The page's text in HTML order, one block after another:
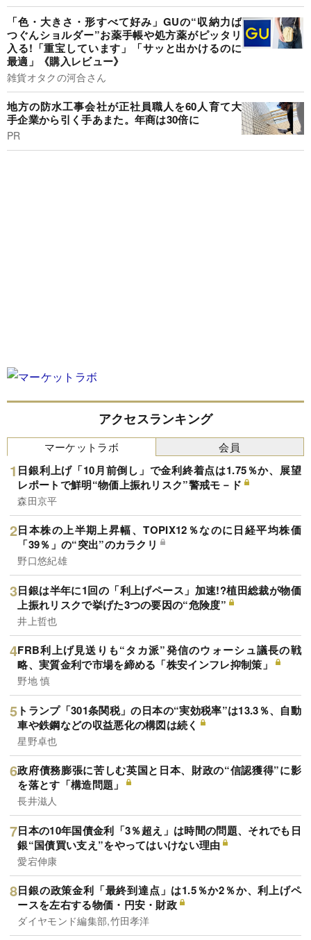
「色・大きさ・形すべて好み」GUの“収納力ば
つぐんショルダー”お薬手帳や処方薬がピッタリ
入る!「重宝しています」「サッと出かけるのに
最適」《購入レビュー》
雑貨オタクの河合さん
地方の防水工事会社が正社員職人を60人育て大
手企業から引く手あまた。年商は30倍に
PR
アクセスランキング
マーケットラボ
日銀利上げ「10月前倒し」で金利終着点は1.75％か、展望
レポートで鮮明“物価上振れリスク”警戒モ－ド
森田京平
日本株の上半期上昇幅、TOPIX12％なのに日経平均株価
「39％」の“突出”のカラクリ
野口悠紀雄
日銀は半年に1回の「利上げペース」加速!?植田総裁が物価
上振れリスクで挙げた3つの要因の“危険度”
井上哲也
FRB利上げ見送りも“タカ派”発信のウォーシュ議長の戦
略、実質金利で市場を締める「株安インフレ抑制策」
野地 慎
トランプ「301条関税」の日本の“実効税率”は13.3％、自動
車や鉄鋼などの収益悪化の構図は続く
星野卓也
政府債務膨張に苦しむ英国と日本、財政の“信認獲得”に影
を落とす「構造問題」
長井滋人
日本の10年国債金利「3％超え」は時間の問題、それでも日
銀“国債買い支え”をやってはいけない理由
愛宕伸康
日銀の政策金利「最終到達点」は1.5％か2％か、利上げペ
ースを左右する物価・円安・財政
ダイヤモンド編集部,竹田孝洋
会員